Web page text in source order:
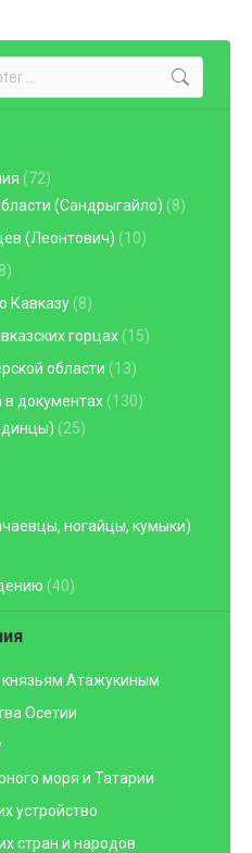
(72)
(Сандрыгайло) (8)
(Леонтович) (10)
Кавказу (8)
горцах (15)
области (13)
в документах (130)
(25)
ногайцы, кумыки)
(40)
Атажукиным
Осетии
моря и Татарии
устройство
стран и народов